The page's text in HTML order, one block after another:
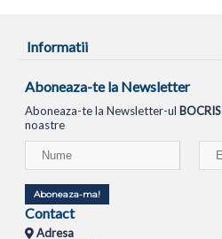
Informatii
Aboneaza-te la Newsletter
Aboneaza-te la Newsletter-ul BOCRIS
noastre
Aboneaza-ma!
Contact
Adresa